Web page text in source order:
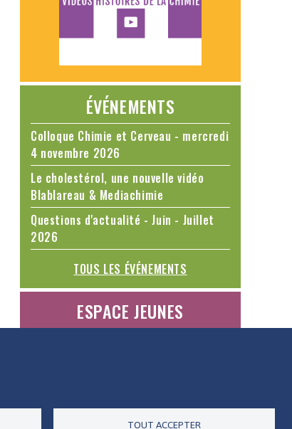
ÉVÉNEMENTS
Colloque Chimie et Cerveau - mercredi
4 novembre 2026
Le cholestérol, une nouvelle vidéo
Blablareau & Mediachimie
Questions d'actualité - Juin - Juillet
2026
TOUS LES ÉVÉNEMENTS
ESPACE JEUNES
TOUT ACCEPTER